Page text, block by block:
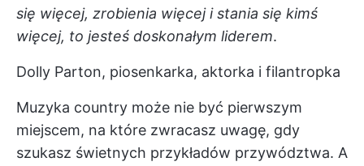
się więcej, zrobienia więcej i stania się kimś
więcej, to jesteś doskonałym liderem.
Dolly Parton, piosenkarka, aktorka i filantropka
Muzyka country może nie być pierwszym
miejscem, na które zwracasz uwagę, gdy
szukasz świetnych przykładów przywództwa. A